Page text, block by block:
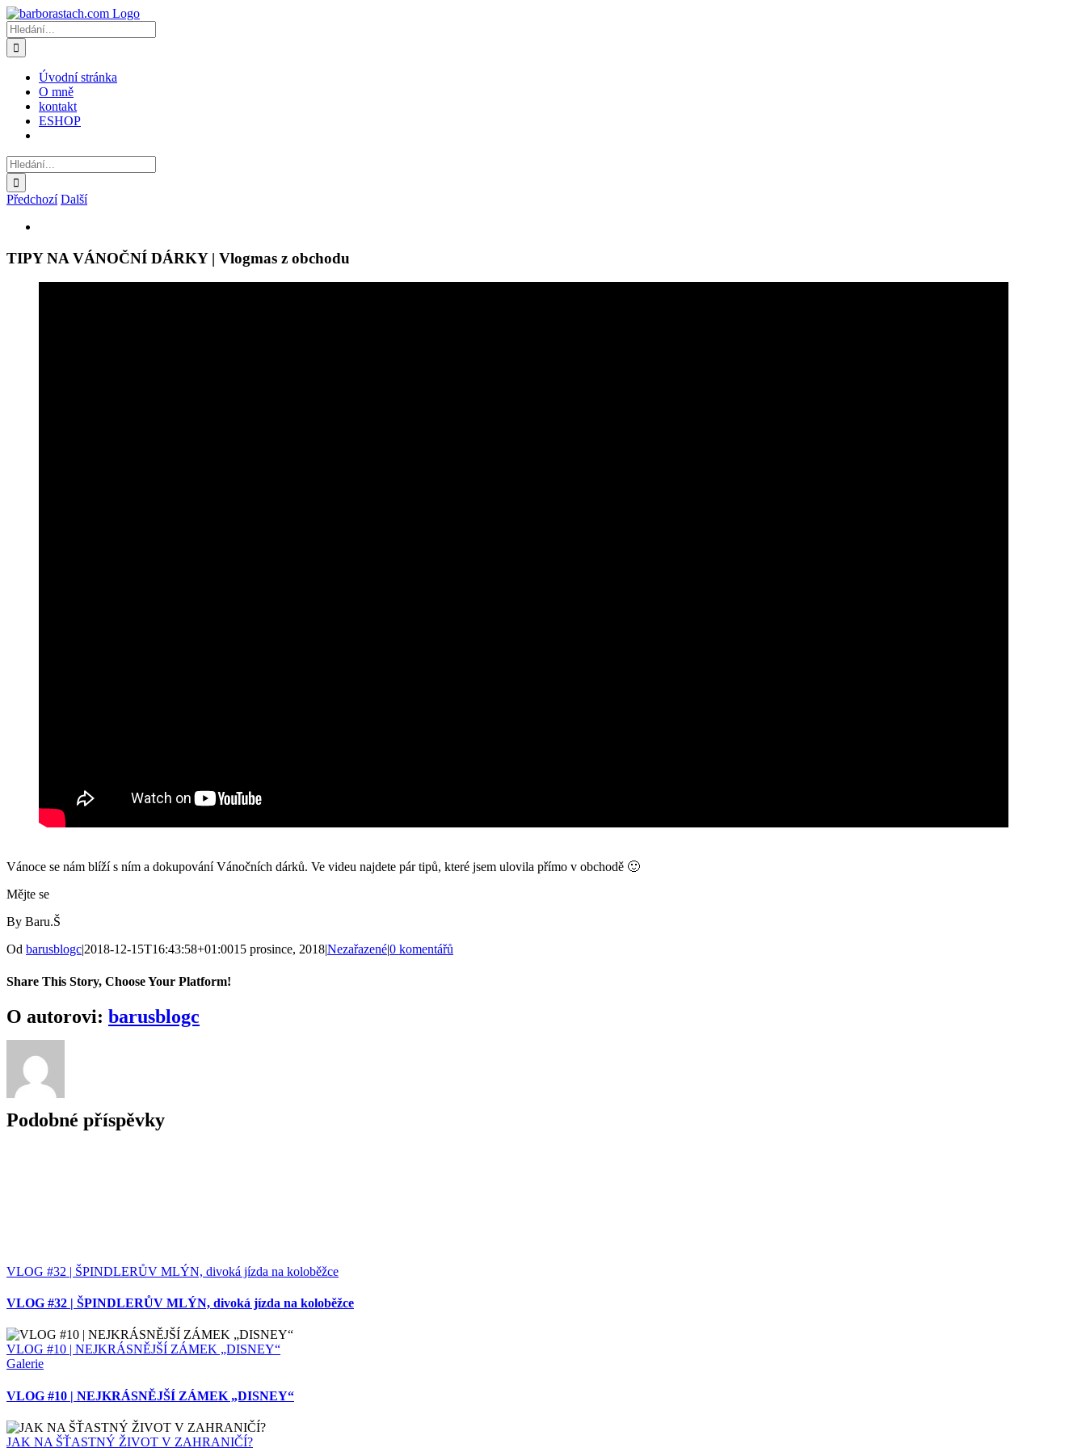
Přeskočit
na
obsah
Hledat:
Úvodní stránka
O mně
kontakt
ESHOP
Hledat:
Předchozí Další
obrázek
TIPY NA VÁNOČNÍ DÁRKY | Vlogmas z obchodu
Vánoce se nám blíží s ním a dokupování Vánočních dárků. Ve videu najdete pár tipů, které jsem ulovila přímo v obchodě 🙂
Mějte se
By Baru.Š
Od barusblogc|2018-12-15T16:43:58+01:0015 prosince, 2018|Nezařazené|0 komentářů
Share This Story, Choose Your Platform!
Facebook
Twitter
Reddit
LinkedIn
WhatsApp
Tumblr
Pinterest
Vk
E-
mail
O autorovi: barusblogc
Podobné příspěvky
VLOG #32 | ŠPINDLERŮV MLÝN, divoká jízda na koloběžce
VLOG #32 | ŠPINDLERŮV MLÝN, divoká jízda na koloběžce
VLOG #10 | NEJKRÁSNĚJŠÍ ZÁMEK „DISNEY“
Galerie
VLOG #10 | NEJKRÁSNĚJŠÍ ZÁMEK „DISNEY“
JAK NA ŠŤASTNÝ ŽIVOT V ZAHRANIČÍ?